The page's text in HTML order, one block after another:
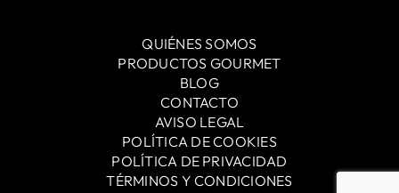
QUIÉNES SOMOS
PRODUCTOS GOURMET
BLOG
CONTACTO
AVISO LEGAL
POLÍTICA DE COOKIES
POLÍTICA DE PRIVACIDAD
TÉRMINOS Y CONDICIONES